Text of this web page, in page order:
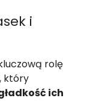
i
rolę
, który
ich